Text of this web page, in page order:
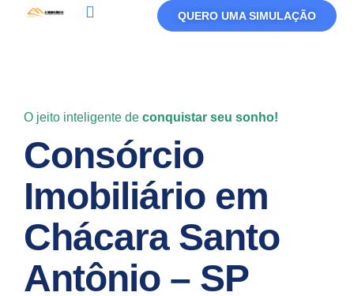
QUERO UMA SIMULAÇÃO
O jeito inteligente de conquistar seu sonho!
Consórcio
Imobiliário em
Chácara Santo
Antônio – SP